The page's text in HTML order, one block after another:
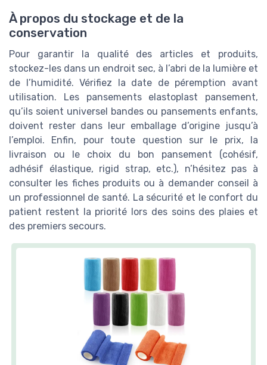
À propos du stockage et de la
conservation
Pour garantir la qualité des articles et produits,
stockez-les dans un endroit sec, à l’abri de la lumière et
de l’humidité. Vérifiez la date de péremption avant
utilisation. Les pansements elastoplast pansement,
qu’ils soient universel bandes ou pansements enfants,
doivent rester dans leur emballage d’origine jusqu’à
l’emploi. Enfin, pour toute question sur le prix, la
livraison ou le choix du bon pansement (cohésif,
adhésif élastique, rigid strap, etc.), n’hésitez pas à
consulter les fiches produits ou à demander conseil à
un professionnel de santé. La sécurité et le confort du
patient restent la priorité lors des soins des plaies et
des premiers secours.